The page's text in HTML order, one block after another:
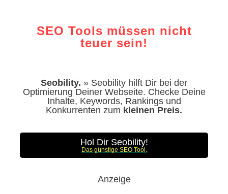
SEO Tools müssen nicht
teuer sein!
Seobility. » Seobility hilft Dir bei der
Optimierung Deiner Webseite. Checke Deine
Inhalte, Keywords, Rankings und
Konkurrenten zum kleinen Preis.
Hol Dir Seobility!
Das günstige SEO Tool.
Anzeige